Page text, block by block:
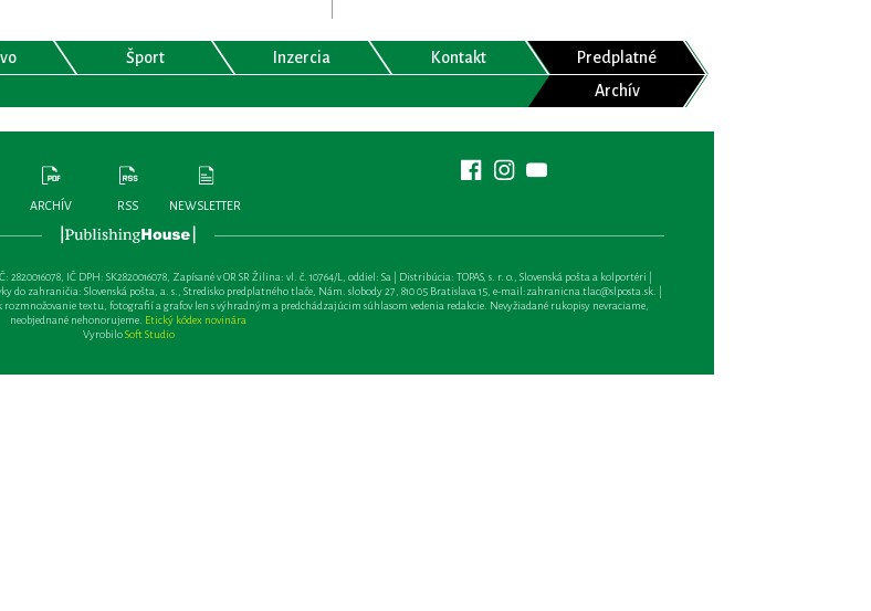
Šport Inzercia Kontakt
Predplatné
Archív
ARCHÍV RSS NEWSLETTER
IČ DPH: SK2820016078, Zapísané v OR SR Žilina: vl. č. 10764/L, oddiel: Sa | Distribúcia: TOPAS, s. r. o., Slovenská pošta a kolportéri |
do zahraničia: Slovenská pošta, a. s., Stredisko predplatného tlače, Nám. slobody 27, 810 05 Bratislava 15, e-mail:zahranicna.tlac@slposta.sk. |
rozmnožovanie textu, fotografií a grafov len s výhradným a predchádzajúcim súhlasom vedenia redakcie. Nevyžiadané rukopisy nevraciame,
neobjednané nehonorujeme. Etický kódex novinára
VyrobiloSoft Studio